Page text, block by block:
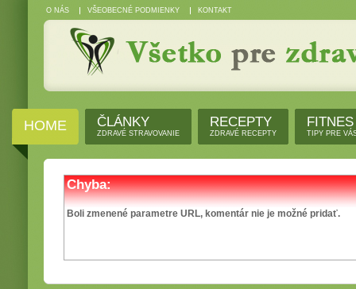
O NÁS VŠEOBECNÉ PODMIENKY KONTAKT
HOME ČLÁNKY
ZDRAVÉ STRAVOVANIE
RECEPTY
ZDRAVÉ RECEPTY
FITNES
TIPY PRE
Chyba:
Boli zmenené parametre URL, komentár nie je možné pridať.